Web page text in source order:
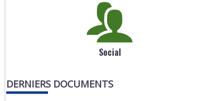
Social
DERNIERS DOCUMENTS